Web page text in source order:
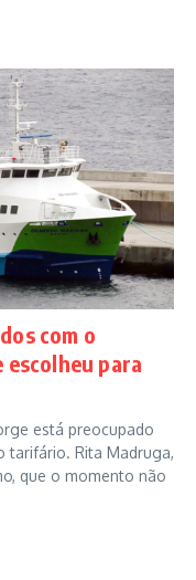
com o
para
está preocupado
tarifário. Rita Madruga,
que o momento não